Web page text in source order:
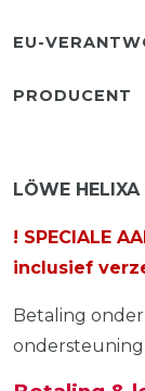
EU-
PRODUCENT
LÖWE
! SPECIALE
inclusief
Betaling
ondersteuning